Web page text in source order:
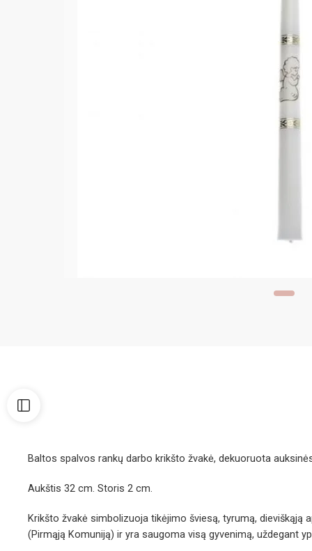
Baltos spalvos rankų darbo krikšto žvakė, dekuoruota
Aukštis 32 cm. Storis 2 cm.
Krikšto žvakė simbolizuoja tikėjimo šviesą, tyrumą,
(Pirmąją Komuniją) ir yra saugoma visą gyvenimą, uždegant